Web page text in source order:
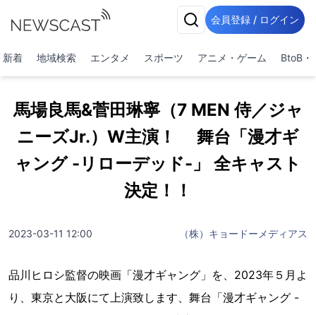
会員登録 / ログイン
新着 地域検索 エンタメ スポーツ アニメ・ゲーム BtoB・
馬場良馬&菅田琳寧（7 MEN 侍／ジャ
ニーズJr.）W主演！ 舞台「漫才ギ
ャング -リローデッド-」 全キャスト
決定！！
2023-03-11 12:00 （株）キョードーメディアス
品川ヒロシ監督の映画「漫才ギャング」を、2023年５月よ
り、東京と大阪にて上演致します、舞台「漫才ギャング -